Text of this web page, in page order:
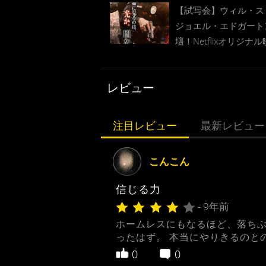
【試写会】ウィル・
ジョエル・エドガー
壇！Netflixオリジナル
ト
レビュー
注目レビュー 最新レビュー
こんこん
信じる力
- 9年前
ホームレスにもなるほど、落ち
ったはず。 本当にやりきるの
0 0